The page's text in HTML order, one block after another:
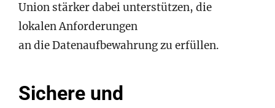
Union stärker dabei unterstützen, die
lokalen Anforderungen
an die Datenaufbewahrung zu erfüllen.
Sichere und